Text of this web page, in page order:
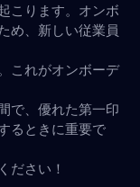
こります。オンボ
め、新しい従業員
これがオンボーデ
で、優れた第一印
るときに重要で
ださい！